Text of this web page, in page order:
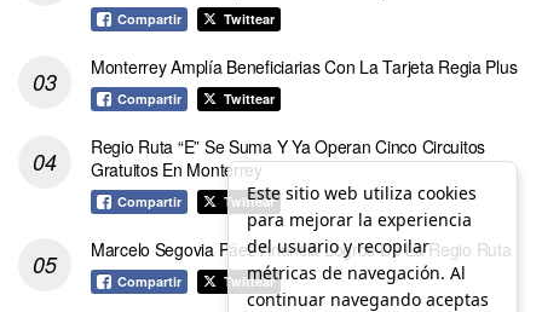
Compartir Twittear
Monterrey Amplía Beneficiarias Con La Tarjeta Regia Plus
Compartir Twittear
Regio Ruta “E” Se Suma Y Ya Operan Cinco Circuitos
Gratuitos En Monterrey
Compartir Twittear
Marcelo Segovia Páez Anuncia Logros De La Regio Ruta
Compartir Twittear
Este sitio web utiliza cookies
para mejorar la experiencia
del usuario y recopilar
métricas de navegación. Al
continuar navegando aceptas